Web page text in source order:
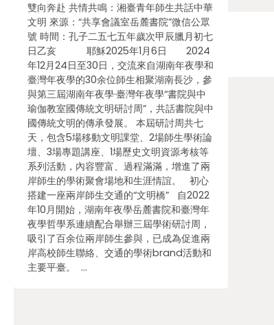
雙向奔赴 共情共鳴：湘臺青年師生共話中華
文明 來源：“共享會議室岳麓書院”微信公眾
號 時間：孔子二五七五年歲次甲辰臘月初七
日乙亥 耶穌2025年1月6日 2024
年12月24日至30日，交流來自湖南年夜學和
臺灣年夜學的30余位師生相聚湖南長沙，參
與第三屆湖南年夜學·臺灣年夜學“書院與中
瑜伽教室國傳統文明研討周”，共話書院與中
國傳統文明的傳承發展。 本屆研討周共七
天，包含5場移動文明課堂、2場師生學術論
壇、3場專題講座、1場歷史文明資源考核等
系列活動，內容豐富、過程滿滿，增進了兩
岸師生的學術聚會場地和生涯情誼。 初心
搭建一座兩岸師生交通的“文明橋” 自2022
年10月開始，湖南年夜學岳麓書院和臺灣年
夜學哲學系連續配合舉辦三屆學術研討周，
吸引了百余位兩岸師生參與，已成為促進兩
岸高校師生聯絡、交通的學術brand活動和
主要平臺。 …